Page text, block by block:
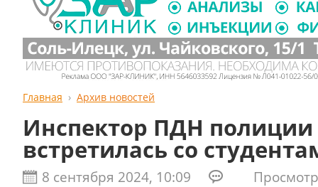
Главная Архив новостей
Инспектор ПДН
встретилась со
8 сентября 2024, 10:09